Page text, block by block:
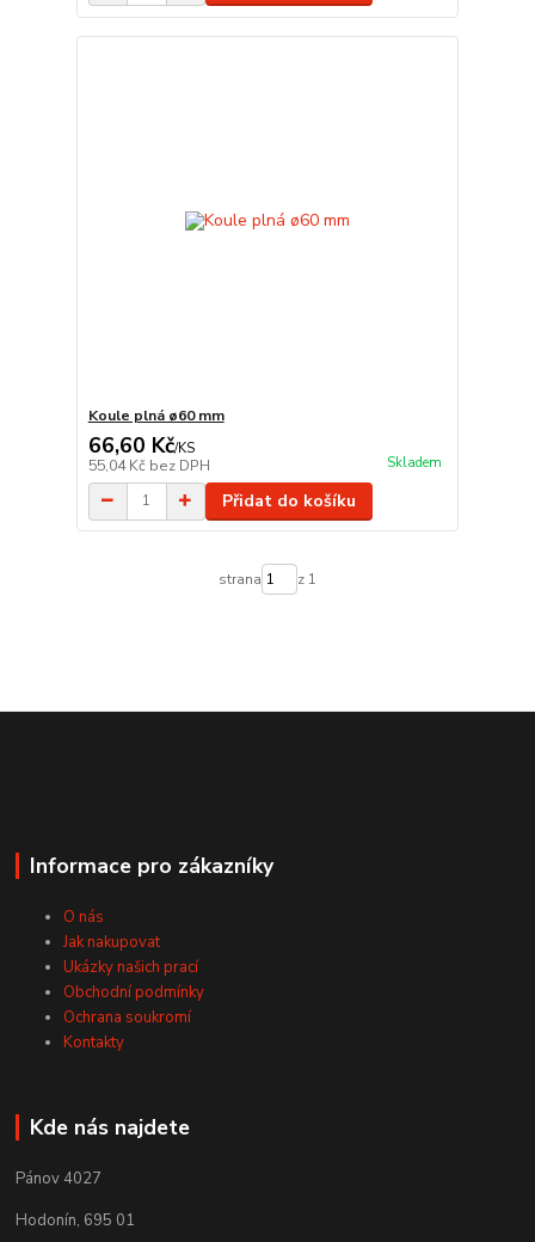
Koule plná ø60 mm
66,60 Kč/KS
55,04 Kč bez DPH Skladem
Přidat do košíku
strana z 1
Informace pro zákazníky
O nás
Jak nakupovat
Ukázky našich prací
Obchodní podmínky
Ochrana soukromí
Kontakty
Kde nás najdete
Pánov 4027
Hodonín, 695 01